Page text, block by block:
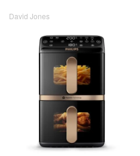
David Jones